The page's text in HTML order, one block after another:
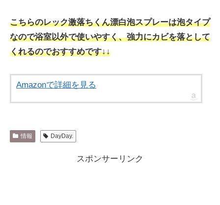
こちらのレック激落ちくん漂白泡スプレーは泡タイプ
なので浴室以外で使いやすく、強力にカビを落として
くれるのでおすすめです↓↓
Amazonで詳細を見る
情報 DayDay.
スポンサーリンク